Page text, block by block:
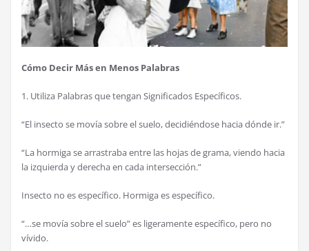
Cómo Decir Más en Menos Palabras
1. Utiliza Palabras que tengan Significados Específicos.
“El insecto se movía sobre el suelo, decidiéndose hacia dónde ir.”
“La hormiga se arrastraba entre las hojas de grama, viendo hacia
la izquierda y derecha en cada intersección.”
Insecto no es específico. Hormiga es específico.
“…se movía sobre el suelo” es ligeramente específico, pero no
vívido.